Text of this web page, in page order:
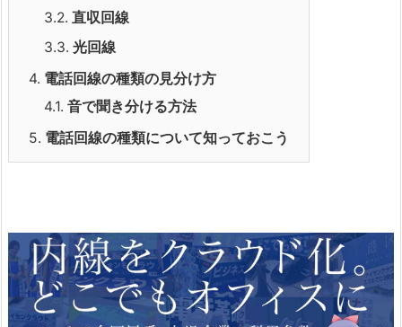
3.2. 直収回線
3.3. 光回線
4. 電話回線の種類の見分け方
4.1. 音で聞き分ける方法
5. 電話回線の種類について知っておこう